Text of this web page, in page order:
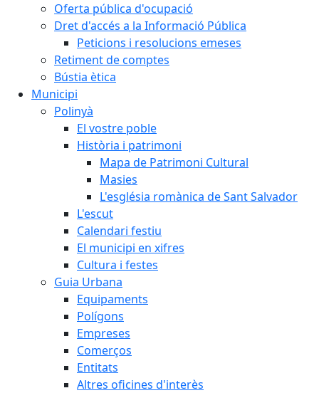
Oferta pública d'ocupació
Dret d'accés a la Informació Pública
Peticions i resolucions emeses
Retiment de comptes
Bústia ètica
Municipi
Polinyà
El vostre poble
Història i patrimoni
Mapa de Patrimoni Cultural
Masies
L'església romànica de Sant Salvador
L'escut
Calendari festiu
El municipi en xifres
Cultura i festes
Guia Urbana
Equipaments
Polígons
Empreses
Comerços
Entitats
Altres oficines d'interès